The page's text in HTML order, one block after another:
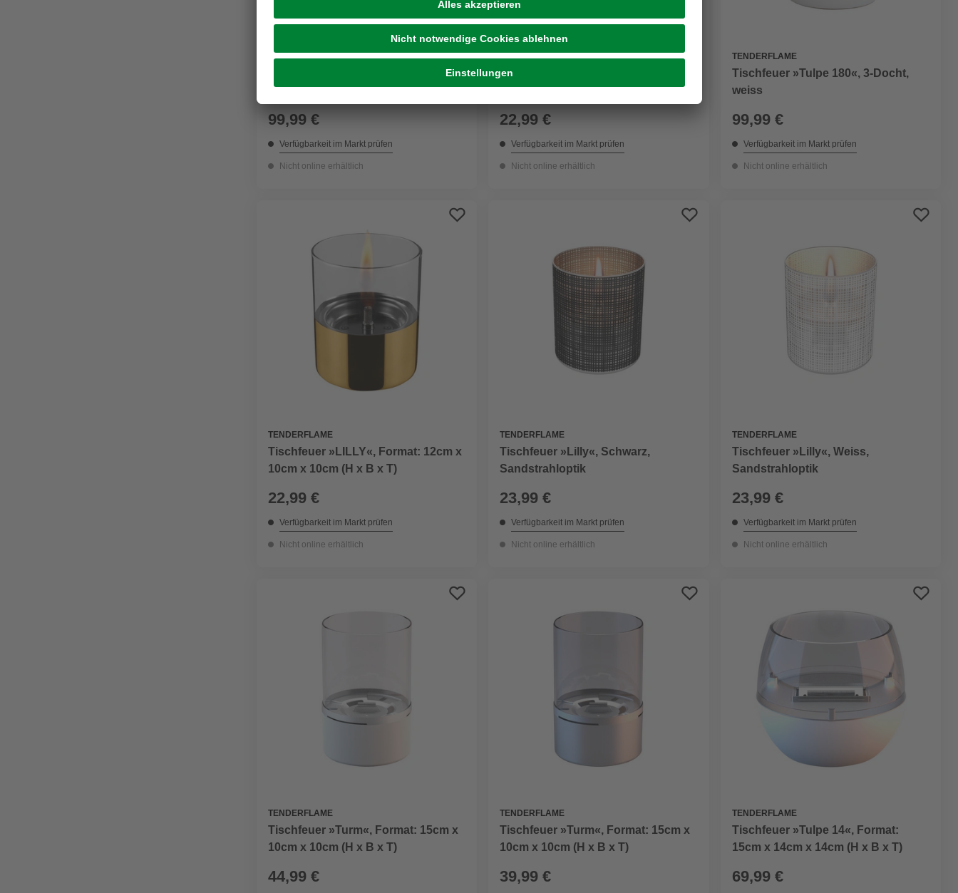
TENDERFLAME
schwarz
99,99 €
Verfügbarkeit im Markt prüfen
Nicht online erhältlich
TENDERFLAME
Tischfeuer »LILLY«, Format: 12cm x
10cm x 10cm (H x B x T)
22,99 €
Verfügbarkeit im Markt prüfen
Nicht online erhältlich
TENDERFLAME
Tischfeuer »Tulpe 180«, 3-Docht,
weiss
99,99 €
Verfügbarkeit im Markt prüfen
Nicht online erhältlich
TENDERFLAME
Tischfeuer »LILLY«, Format: 12cm x
10cm x 10cm (H x B x T)
22,99 €
Verfügbarkeit im Markt prüfen
Nicht online erhältlich
TENDERFLAME
Tischfeuer »Lilly«, Schwarz,
Sandstrahloptik
23,99 €
Verfügbarkeit im Markt prüfen
Nicht online erhältlich
TENDERFLAME
Tischfeuer »Lilly«, Weiss,
Sandstrahloptik
23,99 €
Verfügbarkeit im Markt prüfen
Nicht online erhältlich
TENDERFLAME
Tischfeuer »Turm«, Format: 15cm x
10cm x 10cm (H x B x T)
44,99 €
TENDERFLAME
Tischfeuer »Turm«, Format: 15cm x
10cm x 10cm (H x B x T)
39,99 €
TENDERFLAME
Tischfeuer »Tulpe 14«, Format:
15cm x 14cm x 14cm (H x B x T)
69,99 €